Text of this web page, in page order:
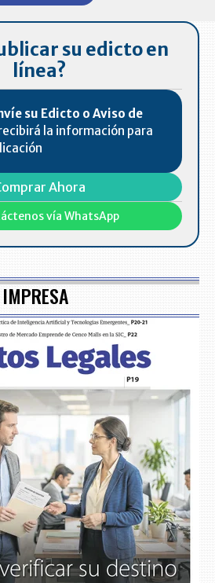
su edicto en
línea?
su Edicto o Aviso de
la información para
Ahora
vía WhatsApp